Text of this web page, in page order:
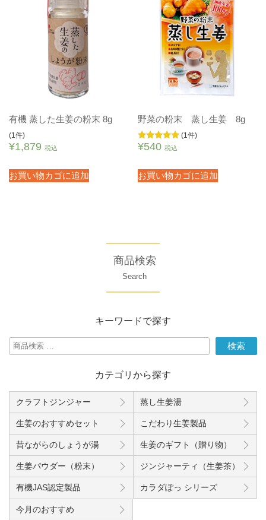
有機 蒸した生姜の粉末 8g
(1件)
¥1,879 税込
お買い物カゴに追加
野菜の粉末 蒸し生姜 8g
5段階中
(1件)
¥540 税込
お買い物カゴに追加
商品検索
Search
キーワードで探す
検
索
検索
カテゴリから探す
クラフトジンジャー 蒸し生姜湯
生姜のおすすめセット こだわり生姜製品
昔ながらのしょうが湯 生姜のギフト（贈り物）
生姜パウダー（粉末） ジンジャーティ（生姜茶）
有機JAS認定製品 カラダぽっ シリーズ
今月のおすすめ